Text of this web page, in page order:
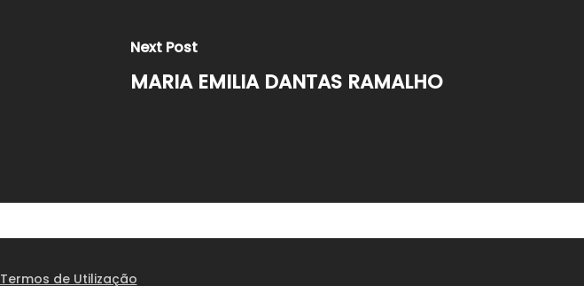
Next Post
MARIA EMILIA DANTAS RAMALHO
Termos de Utilização